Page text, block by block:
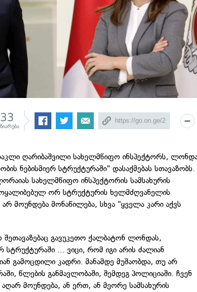
33
ღარიბაშვილი სახელმწიფო ინსპექტორს,
ნებისმიერ სტრუქტურაში" დასაქმებას სთავაზობს.
სახელმწიფო ინსპექტორის სამსახურის
ორ სტრუქტურის ხელმძღვანელის
მოუნდება მონაწილება, სხვა "ყველა კარი აქვს
შეთავაზებაც გავუკეთო ქალბატონ ლონდას,
სტრუქტურაში ... ვიცი, რომ იგი არის ძალიან
გამოცდილი კადრი. მანამდე მუშაობდა, თუ არ
წლების განმავლობაში, შემდეგ პოლიციაში. ჩვენ
აღარ მოუნდება, ან ერთ, ან მეორე სამსახურის